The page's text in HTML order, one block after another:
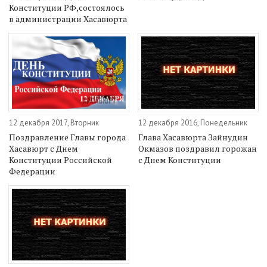
Конституции РФ,состоялось
в администрации Хасавюрта
12 декабря 2017, Вторник
Поздравление Главы города
Хасавюрт с Днем
Конституции Российской
Федерации
12 декабря 2016, Понедельник
Глава Хасавюрта Зайнудин
Окмазов поздравил горожан
с Днем Конституции